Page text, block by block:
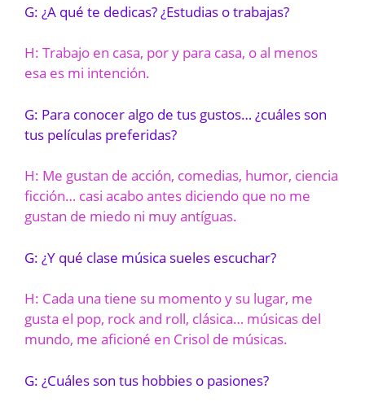
G: ¿A qué te dedicas? ¿Estudias o trabajas?
H: Trabajo en casa, por y para casa, o al menos
esa es mi intención.
G: Para conocer algo de tus gustos… ¿cuáles son
tus películas preferidas?
H: Me gustan de acción, comedias, humor, ciencia
ficción… casi acabo antes diciendo que no me
gustan de miedo ni muy antíguas.
G: ¿Y qué clase música sueles escuchar?
H: Cada una tiene su momento y su lugar, me
gusta el pop, rock and roll, clásica… músicas del
mundo, me aficioné en Crisol de músicas.
G: ¿Cuáles son tus hobbies o pasiones?